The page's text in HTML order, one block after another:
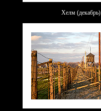
Хелм (декабрь)